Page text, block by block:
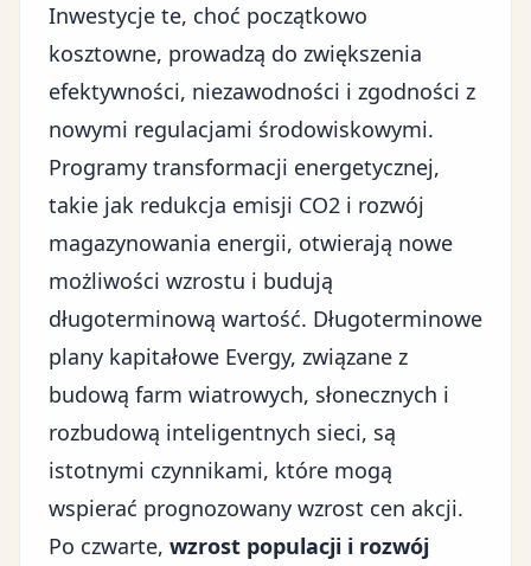
Inwestycje te, choć początkowo
kosztowne, prowadzą do zwiększenia
efektywności, niezawodności i zgodności z
nowymi regulacjami środowiskowymi.
Programy transformacji energetycznej,
takie jak redukcja emisji CO2 i rozwój
magazynowania energii, otwierają nowe
możliwości wzrostu i budują
długoterminową wartość. Długoterminowe
plany kapitałowe Evergy, związane z
budową farm wiatrowych, słonecznych i
rozbudową inteligentnych sieci, są
istotnymi czynnikami, które mogą
wspierać prognozowany wzrost cen akcji.
Po czwarte, wzrost populacji i rozwój